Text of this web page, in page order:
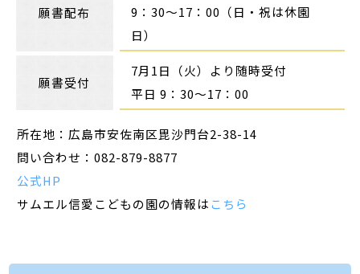
願書配布
9：30～17：00（日・祝は休園
日）
願書受付
7月1日（火）より随時受付
平日 9：30～17：00
所在地：広島市安佐南区毘沙門台2-38-14
問い合わせ：082-879-8877
公式HP
サムエル信愛こどもの園の情報は こちら